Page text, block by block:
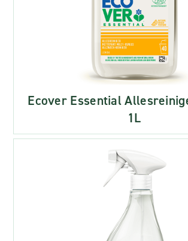
Ecover Essential
1L